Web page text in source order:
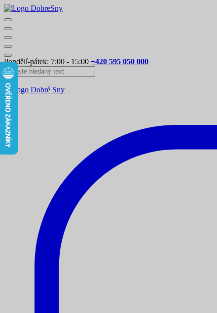
Pondělí-pátek: 7:00 - 15:00 +420 595 050 000